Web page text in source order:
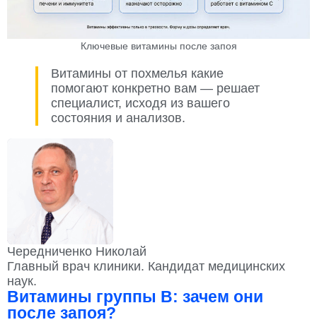
Ключевые витамины после запоя
Витамины от похмелья какие
помогают конкретно вам — решает
специалист, исходя из вашего
состояния и анализов.
Чередниченко Николай
Главный врач клиники. Кандидат медицинских
наук.
Витамины группы B: зачем они
после запоя?